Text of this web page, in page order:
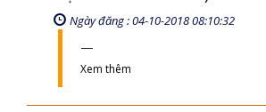
Ngày đăng : 04-10-2018 08:10:32
Xem thêm